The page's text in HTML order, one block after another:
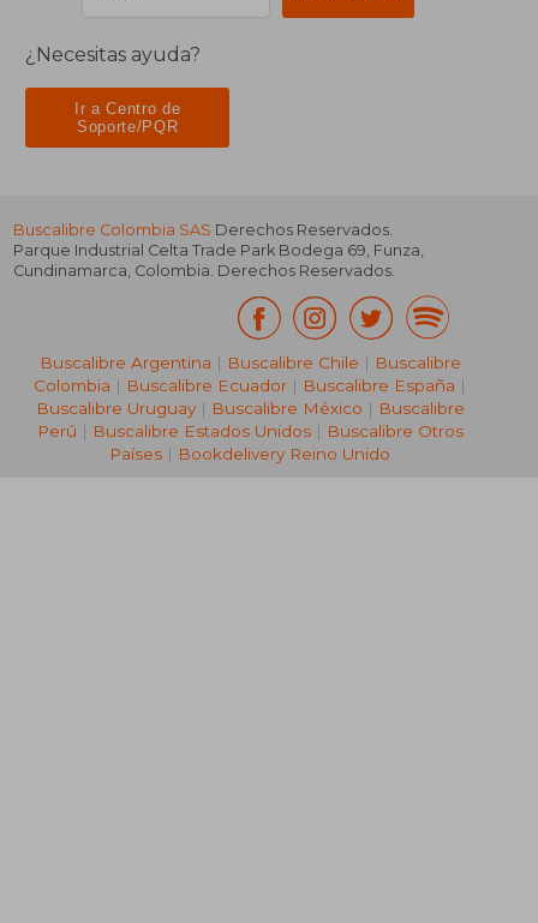
¿Necesitas ayuda?
Ir a Centro de
Soporte/PQR
Buscalibre Colombia SAS Derechos Reservados.
Parque Industrial Celta Trade Park Bodega 69, Funza,
Cundinamarca, Colombia. Derechos Reservados.
Buscalibre Argentina | Buscalibre Chile | Buscalibre
Colombia | Buscalibre Ecuador | Buscalibre España |
Buscalibre Uruguay| Buscalibre México | Buscalibre
Perú | Buscalibre Estados Unidos| Buscalibre Otros
Países | Bookdelivery Reino Unido